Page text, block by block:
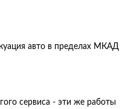
авто в пределах МКАД
сервиса - эти же работы